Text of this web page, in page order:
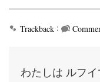
Trackback :
わたしは ルフイ